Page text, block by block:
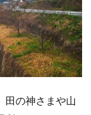
田の神さまや山